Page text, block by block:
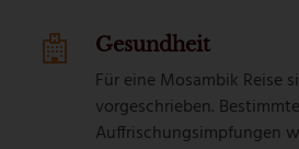
Gesundheit
Für eine Mosambik Reise
vorgeschrieben. Bestimmte
Auffrischungsimpfungen